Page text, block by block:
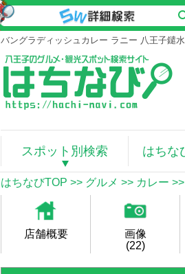
バングラディッシュカレー ラニー 八王子鑓
スポット別検索 はちな
はちなびTOP >> グルメ >> カレー >>
店舗概要
画像
(22)